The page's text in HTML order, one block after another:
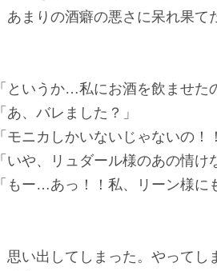
あまりの酒癖の悪さに呆れ果て
「というか…私にお酒を飲ませた
「あ、バレました？」
「モニカしかいないじゃないの！
「いや、リュダール様のあの情け
「もー…あっ！！私、リーン様
思い出してしまった。やってし